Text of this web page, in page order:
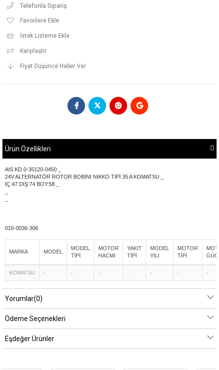
Telefonla Sipariş
Favorilere Ekle
İstek Listeme Ekle
Karşılaştır
Fiyat Düşünce Haber Ver
Ürün Özellikleri
AIS KD 0-35120-0450 _
24V ALTERNATÖR ROTOR BOBİNİ NIKKO TİPİ 35 A KOMATSU _
İÇ:47 DIŞ:74 BOY:58 _
010-0036-306
MARKA MODEL
MODEL
TİPİ
MOTOR
HACMİ
YAKIT
TİPİ
MODEL
YILI
MOTOR
TİPİ
KOMATSU - - - - - - -
Yorumlar(0)
Ödeme Seçenekleri
Eşdeğer Ürünler